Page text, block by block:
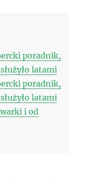
poradnik,
latami
poradnik,
latami
i od